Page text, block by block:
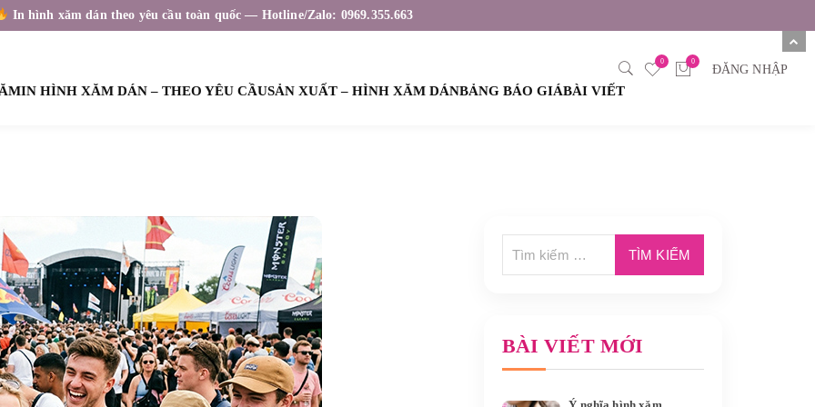
In hình xăm dán theo yêu cầu toàn quốc — Hotline/Zalo: 0969.355.663
IN HÌNH XĂM DÁN – THEO YÊU CẦUSẢN XUẤT – HÌNH XĂM DÁNBẢNG BÁO GIÁBÀI VIẾT
0 0
ĐĂNG NHẬP
BÀI VIẾT MỚI